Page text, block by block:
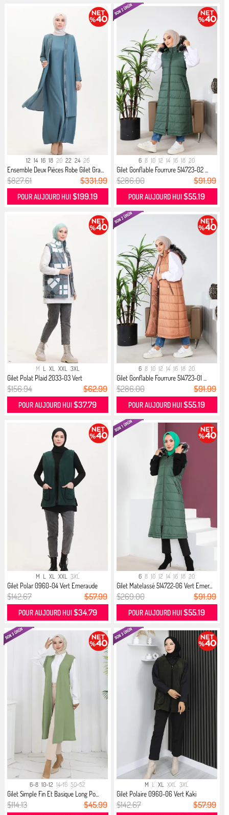
12 14 16 18 20 22 24 26
Ensemble Deux Pièces Robe Gilet Gra...
$827.61 $331.99
POUR AUJOURD HUI$199.19
6 8 10 12 14 16 18 20
Gilet Gonflable Fourrure 514723-02 ...
$286.00 $91.99
POUR AUJOURD HUI$55.19
M L XL XXL 3XL
Gilet Polat Plaid 2033-03 Vert
$156.94 $62.99
POUR AUJOURD HUI$37.79
6 8 10 12 14 16 18 20
Gilet Gonflable Fourrure 514723-01 ...
$286.00 $91.99
POUR AUJOURD HUI$55.19
M L XL XXL 3XL
Gilet Polar 0960-04 Vert Emeraude
$142.67 $57.99
POUR AUJOURD HUI $34.79
6 8 10 12 14 16 18 20
Gilet Matelassé 514722-06 Vert Emer...
$269.00 $91.99
POUR AUJOURD HUI$55.19
6-8 10-12 14-16 50-52
Gilet Simple Fin Et Basique Long Po...
$114.13 $45.99
M L XL XXL 3XL
Gilet Polaire 0960-06 Vert Kaki
$142.67 $57.99